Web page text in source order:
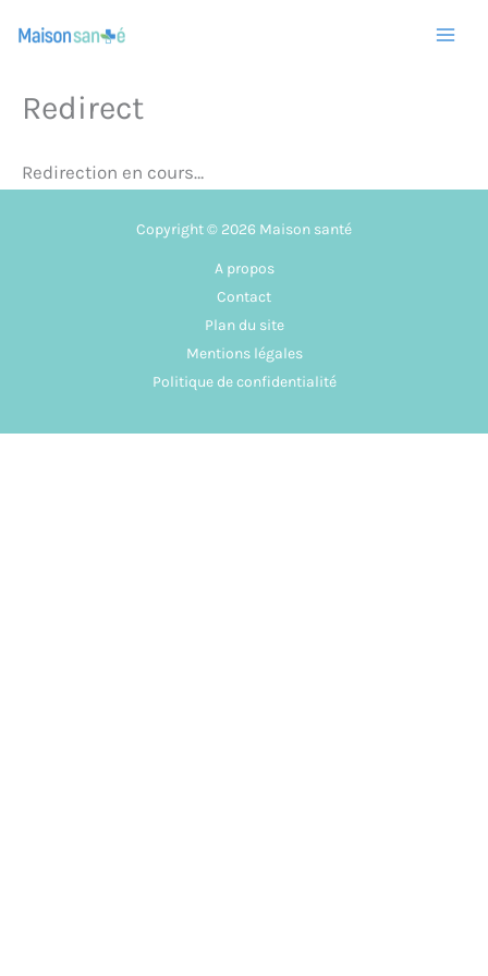
au
Redirect
Redirection en cours…
Copyright © 2026 Maison santé
A propos
Contact
Plan du site
Mentions légales
Politique de confidentialité